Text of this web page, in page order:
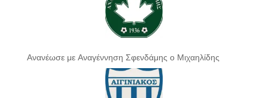
Ανανέωσε με Αναγέννηση Σφενδάμης ο Μιχαηλίδης